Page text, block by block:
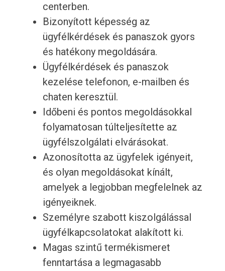
centerben.
Bizonyított képesség az
ügyfélkérdések és panaszok gyors
és hatékony megoldására.
Ügyfélkérdések és panaszok
kezelése telefonon, e-mailben és
chaten keresztül.
Időbeni és pontos megoldásokkal
folyamatosan túlteljesítette az
ügyfélszolgálati elvárásokat.
Azonosította az ügyfelek igényeit,
és olyan megoldásokat kínált,
amelyek a legjobban megfelelnek az
igényeiknek.
Személyre szabott kiszolgálással
ügyfélkapcsolatokat alakított ki.
Magas szintű termékismeret
fenntartása a legmagasabb